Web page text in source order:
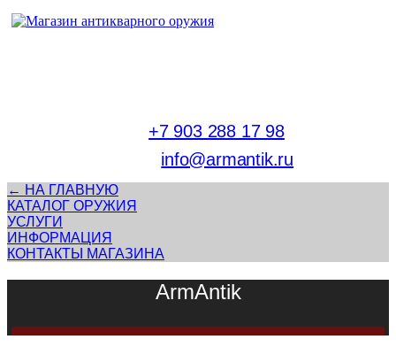
+7 903 288 17 98
info@armantik.ru
← НА ГЛАВНУЮ
КАТАЛОГ ОРУЖИЯ
УСЛУГИ
ИНФОРМАЦИЯ
КОНТАКТЫ МАГАЗИНА
ArmAntik